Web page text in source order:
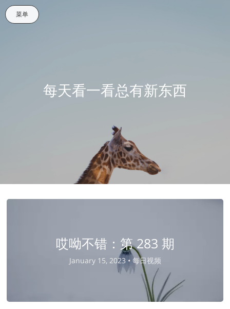
菜单
每天看一看总有新东西
哎呦不错：第 283 期
January 15, 2023 • 每日视频